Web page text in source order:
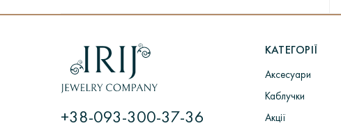
+38-093-300-37-36
КАТЕГОРІЇ
Аксесуари
Каблучки
Акції